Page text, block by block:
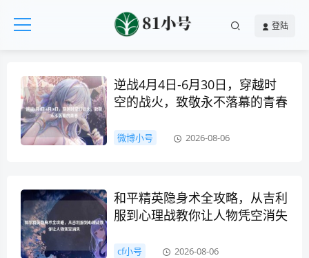
登陆
逆战4月4日-6月30日，穿越时
空的战火，致敬永不落幕的青春
微博小号 2026-08-06
和平精英隐身术全攻略，从吉利
服到心理战教你让人物凭空消失
cf小号 2026-08-06